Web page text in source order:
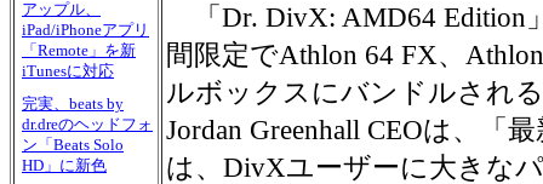
アップル、
iPad/iPhoneアプリ
「Remote」を新
iTunesに対応
完実、beats by
dr.dreのヘッドフォ
ン「Beats Solo
HD」に新色
「Dr. DivX: AMD64 Edition
間限定でAthlon 64 FX、
ルボックスにバンドルされ
Jordan Greenhall CEOは、「
は、DivXユーザーに大きな